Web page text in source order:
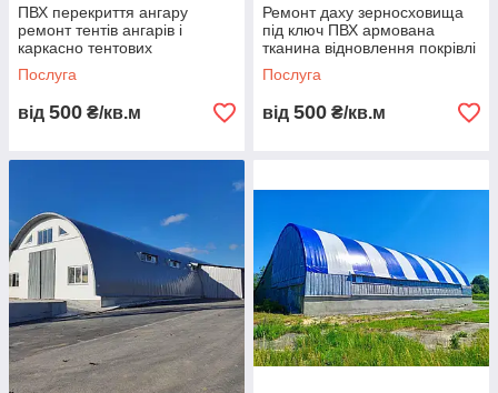
Каркасно-
тентові
ангари та
павільйони
Сучасні
ПВХ перекриття ангару
ремонт тентів ангарів і
каркасно тентових
конструкцій тентове покриття
аркових ангарів монтаж
Послуга
від 500 ₴/кв.м
Ремонт даху зерносховища
під ключ ПВХ армована
тканина відновлення покрівлі
ангарів і каркасно тентових
конструкцій
Послуга
від 500 ₴/кв.м